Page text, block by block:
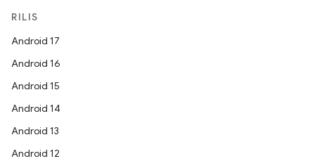
RILIS
Android 17
Android 16
Android 15
Android 14
Android 13
Android 12